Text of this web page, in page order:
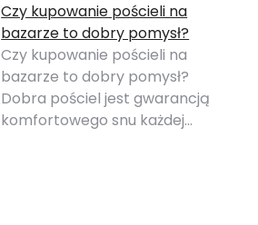
Czy kupowanie pościeli na
bazarze to dobry pomysł?
Czy kupowanie pościeli na
bazarze to dobry pomysł?
Dobra pościel jest gwarancją
komfortowego snu każdej…